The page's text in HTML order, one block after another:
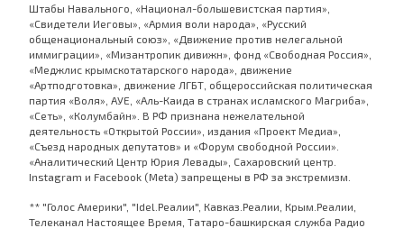
Штабы Навального, «Национал-большевистская партия»,
«Свидетели Иеговы», «Армия воли народа», «Русский
общенациональный союз», «Движение против нелегальной
иммиграции», «Мизантропик дивижн», фонд «Свободная Россия»,
«Меджлис крымскотатарского народа», движение
«Артподготовка», движение ЛГБТ, общероссийская политическая
партия «Воля», АУЕ, «Аль-Каида в странах исламского Магриба»,
«Сеть», «Колумбайн». В РФ признана нежелательной
деятельность «Открытой России», издания «Проект Медиа»,
«Съезд народных депутатов» и «Форум свободной России».
«Аналитический Центр Юрия Левады», Сахаровский центр.
Instagram и Facebook (Metа) запрещены в РФ за экстремизм.
** "Голос Америки", "Idel.Реалии", Кавказ.Реалии, Крым.Реалии,
Телеканал Настоящее Время, Татаро-башкирская служба Радио